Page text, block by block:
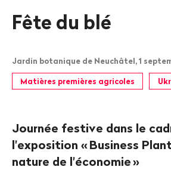
Fête du blé
Jardin botanique de Neuchâtel, 1
Matières premières agricoles
Journée festive dans le
l'exposition «Business
nature de l'économie»